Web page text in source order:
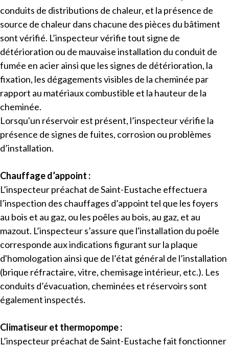
conduits de distributions de chaleur, et la présence de
source de chaleur dans chacune des pièces du bâtiment
sont vérifié. L’inspecteur vérifie tout signe de
détérioration ou de mauvaise installation du conduit de
fumée en acier ainsi que les signes de détérioration, la
fixation, les dégagements visibles de la cheminée par
rapport au matériaux combustible et la hauteur de la
cheminée.
Lorsqu'un réservoir est présent, l’inspecteur vérifie la
présence de signes de fuites, corrosion ou problèmes
d’installation.
Chauffage d’appoint :
L’inspecteur préachat de Saint-Eustache effectuera
l’inspection des chauffages d’appoint tel que les foyers
au bois et au gaz, ou les poêles au bois, au gaz, et au
mazout. L’inspecteur s’assure que l'installation du poêle
corresponde aux indications figurant sur la plaque
d'homologation ainsi que de l’état général de l’installation
(brique réfractaire, vitre, chemisage intérieur, etc.). Les
conduits d’évacuation, cheminées et réservoirs sont
également inspectés.
Climatiseur et thermopompe :
L’inspecteur préachat de Saint-Eustache fait fonctionner